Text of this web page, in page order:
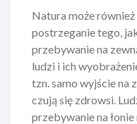
Natura może
postrzeganie tego,
przebywanie na
ludzi i ich
tzn. samo wyjście na
czują się zdrowsi.
przebywanie na